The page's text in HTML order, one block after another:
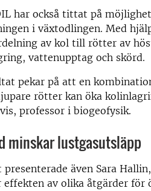
har också tittat på
i växtodlingen. Med
av kol till rötter av
vattenupptag och skörd.
pekar på att en
rötter kan öka
professor i biogeofysik.
minskar lustgasutsläpp
presenterade även Sara
effekten av olika åtgärder